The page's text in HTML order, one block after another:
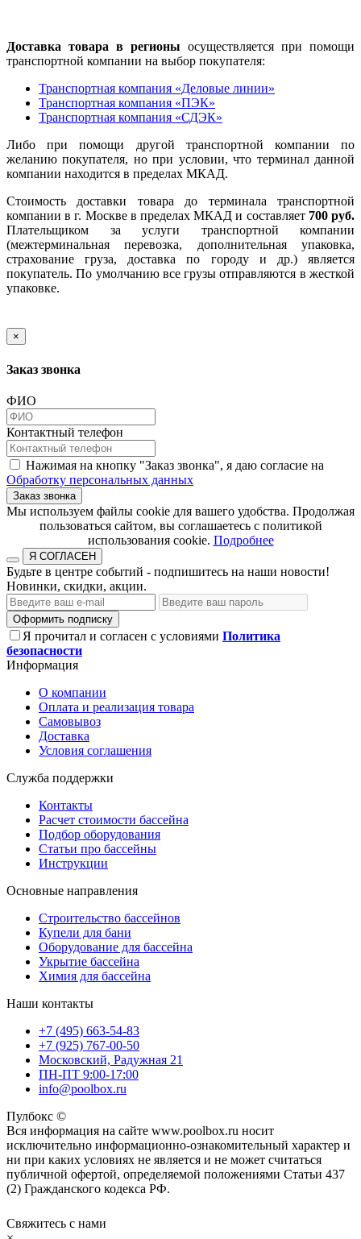
Доставка товара в регионы осуществляется при помощи
транспортной компании на выбор покупателя:
Транспортная компания «Деловые линии»
Транспортная компания «ПЭК»
Транспортная компания «СДЭК»
Либо при помощи другой транспортной компании по
желанию покупателя, но при условии, что терминал данной
компании находится в пределах МКАД.
Стоимость доставки товара до терминала транспортной
компании в г. Москве в пределах МКАД и составляет 700 руб.
Плательщиком за услуги транспортной компании
(межтерминальная перевозка, дополнительная упаковка,
страхование груза, доставка по городу и др.) является
покупатель. По умолчанию все грузы отправляются в жесткой
упаковке.
×
Заказ звонка
ФИО
Контактный телефон
Нажимая на кнопку "Заказ звонка", я даю согласие на
Обработку персональных данных
Заказ звонка
​​​​​​​Мы используем файлы cookie для вашего удобства. Продолжая
пользоваться сайтом, вы соглашаетесь с политикой
использования cookie.​​​​​​​ Подробнее
Я СОГЛАСЕН
Будьте в центре событий - подпишитесь на наши новости!
Новинки, скидки, акции.
Оформить подписку
Я прочитал и согласен с условиями Политика
безопасности
Информация
О компании
Оплата и реализация товара
Самовывоз
Доставка
Условия соглашения
Служба поддержки
Контакты
Расчет стоимости бассейна
Подбор оборудования
Статьи про бассейны
Инструкции
Основные направления
Строительство бассейнов
Купели для бани
Оборудование для бассейна
Укрытие бассейна
Химия для бассейна
Наши контакты
+7 (495) 663-54-83
+7 (925) 767-00-50
Московский, Радужная 21
ПН-ПТ 9:00-17:00
info@poolbox.ru
Пулбокс ©
Вся информация на сайте www.poolbox.ru носит
исключительно информационно-ознакомительный характер и
ни при каких условиях не является и не может считаться
публичной офертой, определяемой положениями Статьи 437
(2) Гражданского кодекса РФ.
Свяжитесь с нами